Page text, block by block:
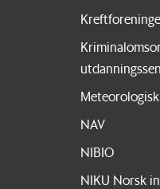
NAV
NIBIO
NIKU Norsk